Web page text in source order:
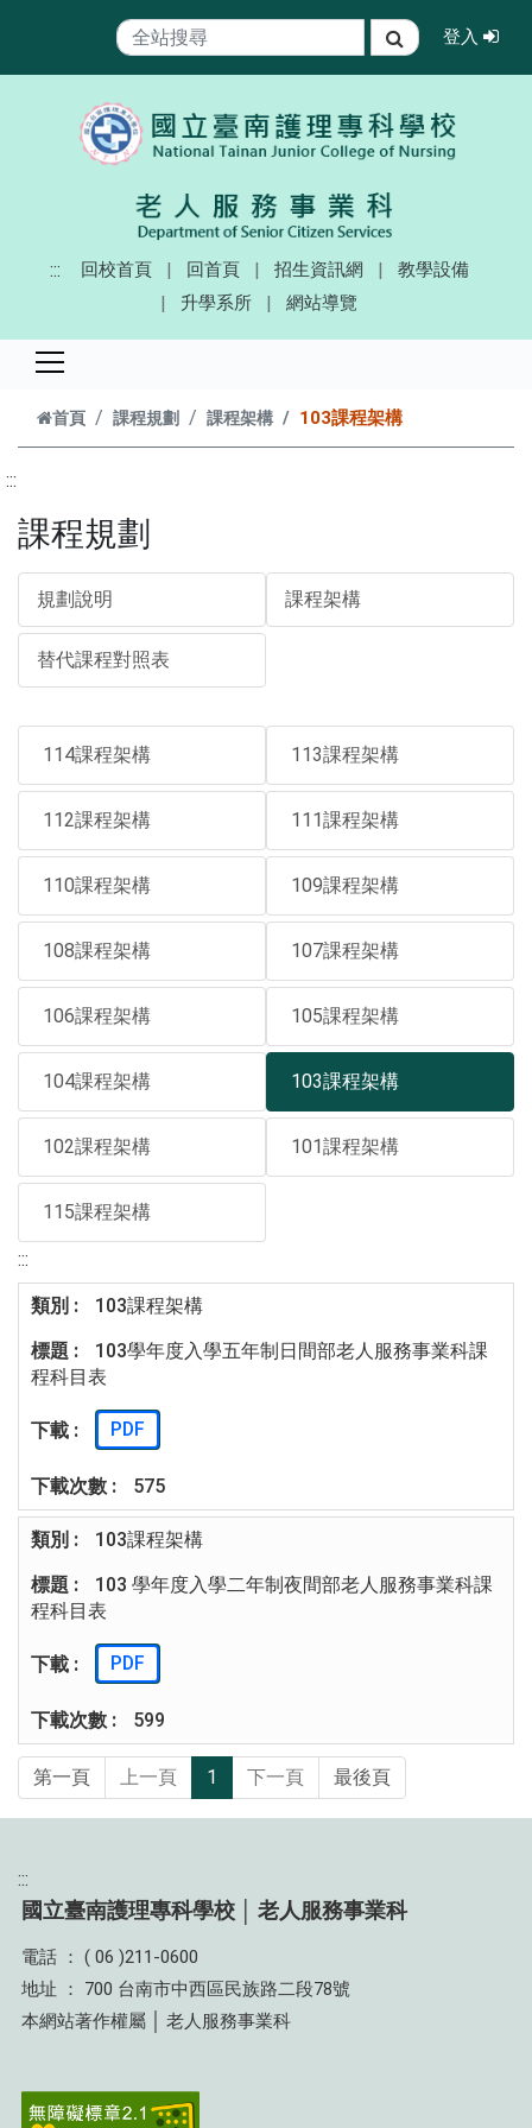
搜尋
登入 登入
::: 回校首頁 回首頁 招生資訊網
教學設備
升學系所
網站導覽
首頁 課程規劃 課程架構 103課程架構
:::
課程規劃
規劃說明 課程架構
替代課程對照表
114課程架構 113課程架構
112課程架構 111課程架構
110課程架構 109課程架構
108課程架構 107課程架構
106課程架構 105課程架構
104課程架構 103課程架構
102課程架構 101課程架構
115課程架構
:::
103課程架構
103學年度入學五年制日間部老人服務事業科課
程科目表
PDF
575
103課程架構
103 學年度入學二年制夜間部老人服務事業科課
程科目表
PDF
599
第一頁 上一頁 1 下一頁 最後頁
:::
國立臺南護理專科學校 │ 老人服務事業科
電話 ： ( 06 )211-0600
地址 ： 700 台南市中西區民族路二段78號
本網站著作權屬 │ 老人服務事業科